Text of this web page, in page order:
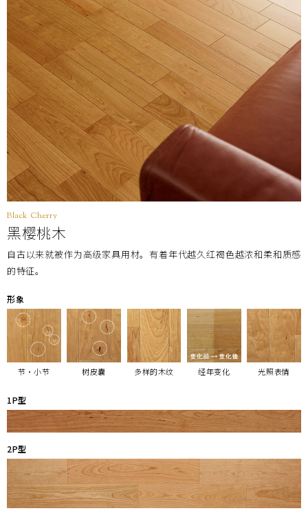
Black Cherry
黑樱桃木
自古以来就被作为高级家具用材。有着年代越久红褐色越浓和柔和质感
的特征。
形象
节・小节 树皮囊 多样的木纹 经年变化 光照表情
1P型
2P型